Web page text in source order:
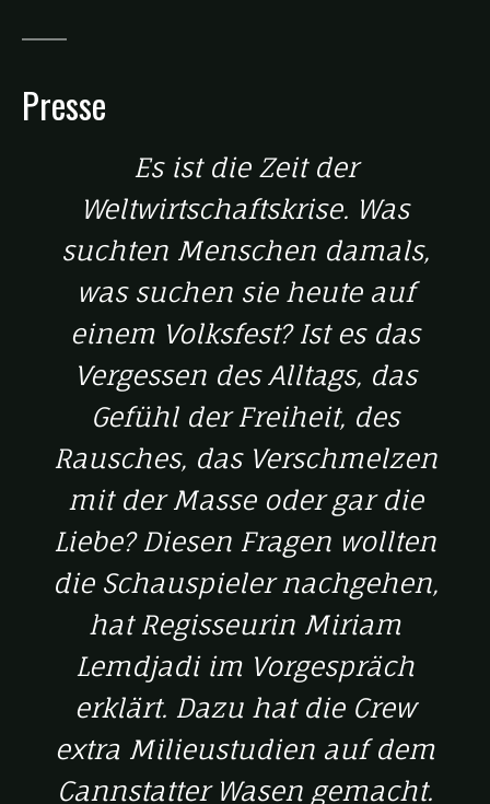
Presse
Es ist die Zeit der
Weltwirtschaftskrise. Was
suchten Menschen damals,
was suchen sie heute auf
einem Volksfest? Ist es das
Vergessen des Alltags, das
Gefühl der Freiheit, des
Rausches, das Verschmelzen
mit der Masse oder gar die
Liebe? Diesen Fragen wollten
die Schauspieler nachgehen,
hat Regisseurin Miriam
Lemdjadi im Vorgespräch
erklärt. Dazu hat die Crew
extra Milieustudien auf dem
Cannstatter Wasen gemacht.